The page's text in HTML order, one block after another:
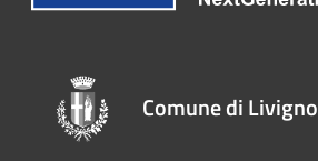
Comune di Livigno